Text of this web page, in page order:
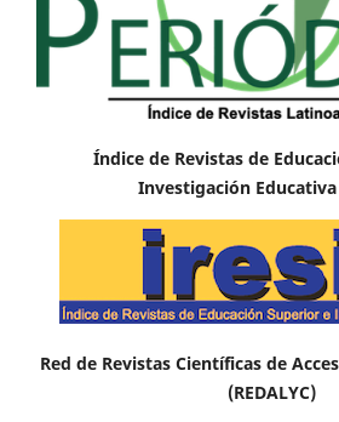
Índice de Revistas de
Investigación Educativa
Red de Revistas Científicas de
(REDALYC)